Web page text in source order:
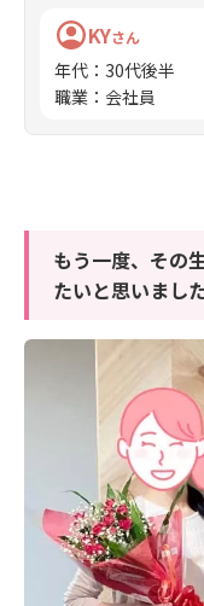
KYさん
年代 ： 30代後半
職業 ： 会社員
もう一度、その
たいと思いまし